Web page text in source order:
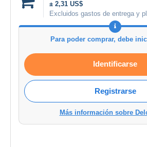
± 2,31 US$
Excluidos gastos de entrega y
Para poder comprar, debe
Identificarse
Registrarse
Más información sobre